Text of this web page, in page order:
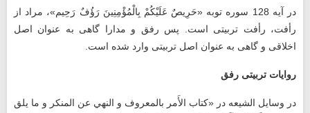
در آیه 128 سوره توبه‌ «حَرِيصٌ‏ عَلَيْكُمْ‏ بِالْمُؤْمِنِينَ رَؤُفٌ رَحِيم‏»، مراد از
رأفت، رأفت تربیتی است. پس رفق و مدارا گاهی به عنوان اصل
اخلاقی و گاهی به عنوان اصل تربیتی وارد شده است.
روایات تربیتی رفق
در وسایل الشیعه در «كتاب الأَمر بالمعروف و النهي عن المنكر و ما يلق